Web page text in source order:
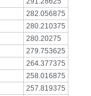
282.056875
280.210375
280.20275
279.753625
264.377375
258.016875
257.819375